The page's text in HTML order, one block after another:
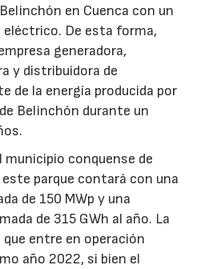
en Cuenca con un
eléctrico. De esta forma,
generadora,
y distribuidora de
de la energía producida por
Belinchón durante un
municipio conquense de
este parque contará con una
de 150 MWp y una
de 315 GWh al año. La
entre en operación
año 2022, si bien el